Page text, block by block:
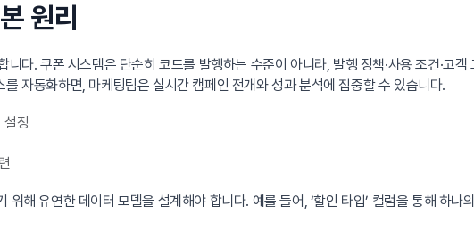
원리
다. 쿠폰 시스템은 단순히 코드를 발행하는 수준이 아니라, 발행 정책·사용 조건·고객
자동화하면, 마케팅팀은 실시간 캠페인 전개와 성과 분석에 집중할 수 있습니다.
설정
해 유연한 데이터 모델을 설계해야 합니다. 예를 들어, ‘할인 타입’ 컬럼을 통해 하나